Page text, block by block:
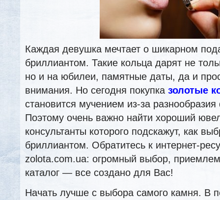
Каждая девушка мечтает о шикарном
бриллиантом. Такие кольца дарят не
но и на юбилеи, памятные даты, да и
внимания. Но сегодня покупка золотые
становится мучением из-за
Поэтому очень важно найти хороший
консультанты которого подскажут, как
бриллиантом. Обратитесь к интернет-
zolota.com.ua: огромный выбор,
каталог — все создано для Вас!
Начать лучше с выбора самого камня. В